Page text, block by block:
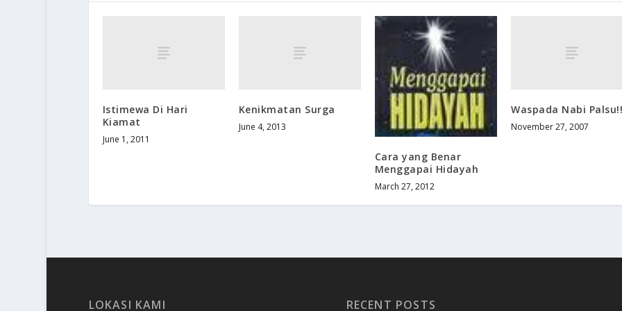
Istimewa Di Hari
Kiamat
June 1, 2011
Kenikmatan Surga
June 4, 2013
Cara yang Benar
Menggapai Hidayah
March 27, 2012
Waspada Nabi
November 27, 2007
LOKASI KAMI RECENT POSTS